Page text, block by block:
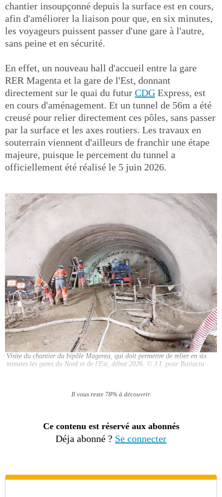
chantier insoupçonné depuis la surface est en cours,
afin d'améliorer la liaison pour que, en six minutes,
les voyageurs puissent passer d'une gare à l'autre,
sans peine et en sécurité.
En effet, un nouveau hall d'accueil entre la gare
RER Magenta et la gare de l'Est, donnant
directement sur le quai du futur CDG Express, est
en cours d'aménagement. Et un tunnel de 56m a été
creusé pour relier directement ces pôles, sans passer
par la surface et les axes routiers. Les travaux en
souterrain viennent d'ailleurs de franchir une étape
majeure, puisque le percement du tunnel a
officiellement été réalisé le 5 juin 2026.
Visite du chantier du bipôle Magenta, qui doit permettre de relier en six
minutes les gares du Nord et de l'Est, début 2026. © J.I. pour Batiactu
Il vous reste 78% à découvrir.
Ce contenu est réservé aux abonnés
Déja abonné ? Se connecter